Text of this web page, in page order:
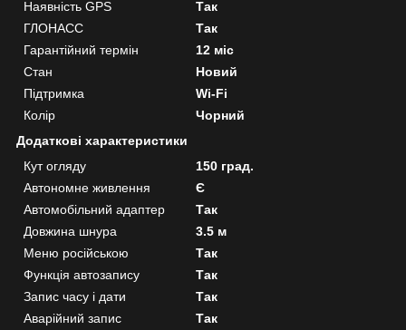
Наявність GPS
Так
ГЛОНАСС
Так
Гарантійний термін
12 міс
Стан
Новий
Підтримка
Wi-Fi
Колір
Чорний
Додаткові характеристики
Кут огляду
150 град.
Автономне живлення
Є
Автомобільний адаптер
Так
Довжина шнура
3.5 м
Меню російською
Так
Функція автозапису
Так
Запис часу і дати
Так
Аварійний запис
Так